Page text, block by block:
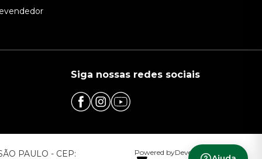
Siga nossas redes sociais
PAULO - CEP: Powered byDeveloped by